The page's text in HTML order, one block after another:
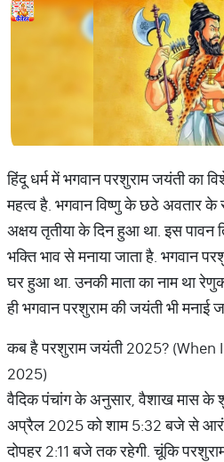
हिंदू धर्म में भगवान परशुराम जयंती का
महत्व है. भगवान विष्णु के छठे अवतार
अक्षय तृतीया के दिन हुआ था. इस पावन
भक्ति भाव से मनाया जाता है. भगवान
घर हुआ था. उनकी माता का नाम था
ही भगवान परशुराम की जयंती भी मनाई
कब है परशुराम जयंती 2025?
2025)
वैदिक पंचांग के अनुसार, वैशाख मास के
अप्रैल 2025 को शाम 5:32 बजे से
दोपहर 2:11 बजे तक रहेगी. चूंकि